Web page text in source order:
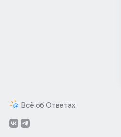
Всё об Ответах